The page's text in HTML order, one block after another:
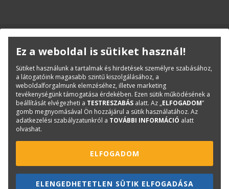
Hírlevél feliratkozás
TOVÁBB
Ez a weboldal is sütiket használ!
Sütiket használunk a tartalmak és hirdetések személyre szabásához,
a látogatóink magasabb szintű kiszolgálásához, a
weboldalforgalmunk elemzéséhez, illetve marketing
tevékenységünk támogatása érdekében. Ezen sütik működésének a
beállítását elvégezheti a TESTRESZABÁS alatt. Az „ELFOGADOM”
gomb megnyomásával Ön hozzájárul a sütik használatához. Az
adatkezelési szabályzatunkról a TOVÁBBI INFORMÁCIÓ alatt
olvashat.
ELFOGADOM
ELENGEDHETETLEN SÜTIK ELFOGADÁSA